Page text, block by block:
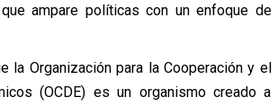
ampare políticas con un enfoque de
la Organización para la Cooperación y el
(OCDE) es un organismo creado a